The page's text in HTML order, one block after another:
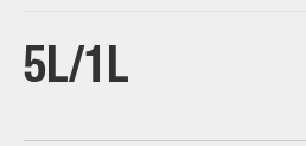
5L/1L